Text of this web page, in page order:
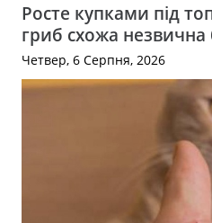
Росте купками під
гриб схожа незвична
Четвер, 6 Серпня, 2026